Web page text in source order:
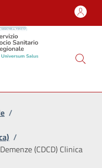
/
/
(CDCD) Clinica